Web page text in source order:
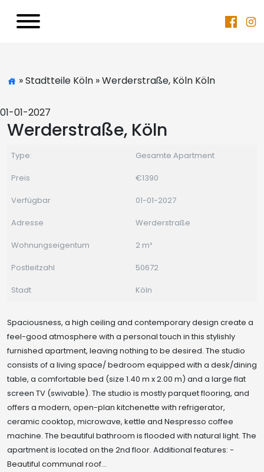
» Stadtteile Köln » Werderstraße, Köln Köln
01-01-2027
Werderstraße, Köln
Type:
Gesamte Apartment
Preis
€1390
Verfügbar
01-01-2027
Adresse
Werderstraße
Wohnungseigentum
2 m²
Postleitzahl
50672
Stadt
Köln
Spaciousness, a high ceiling and contemporary design create a
feel-good atmosphere with a personal touch in this stylishly
furnished apartment, leaving nothing to be desired. The studio
consists of a living space/ bedroom equipped with a desk/dining
table, a comfortable bed (size 1.40 m x 2.00 m) and a large flat
screen TV (swivable). The studio is mostly parquet flooring, and
offers a modern, open-plan kitchenette with refrigerator,
ceramic cooktop, microwave, kettle and Nespresso coffee
machine. The beautiful bathroom is flooded with natural light. The
apartment is located on the 2nd floor. Additional features: -
Beautiful communal roof...